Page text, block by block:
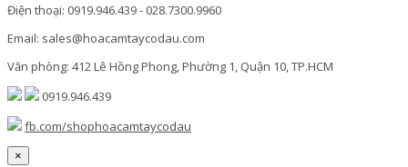
Điện thoại: 0919.946.439 - 028.7300.9960
Email: sales@hoacamtaycodau.com
Văn phòng: 412 Lê Hồng Phong, Phường 1, Quận 10, TP.HCM
0919.946.439
fb.com/shophoacamtaycodau
×